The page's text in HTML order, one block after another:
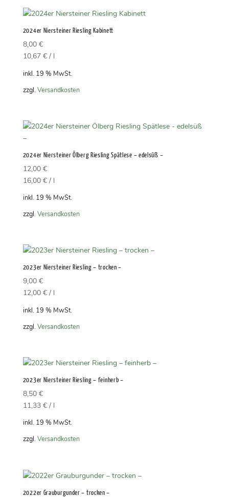
2024er Niersteiner Riesling Kabinett
8,00 €
10,67 €/ l
inkl. 19 % MwSt.
zzgl. Versandkosten
2024er Niersteiner Ölberg Riesling Spätlese – edelsüß –
12,00 €
16,00 €/ l
inkl. 19 % MwSt.
zzgl. Versandkosten
2023er Niersteiner Riesling – trocken –
9,00 €
12,00 €/ l
inkl. 19 % MwSt.
zzgl. Versandkosten
2023er Niersteiner Riesling – feinherb –
8,50 €
11,33 €/ l
inkl. 19 % MwSt.
zzgl. Versandkosten
2022er Grauburgunder – trocken –